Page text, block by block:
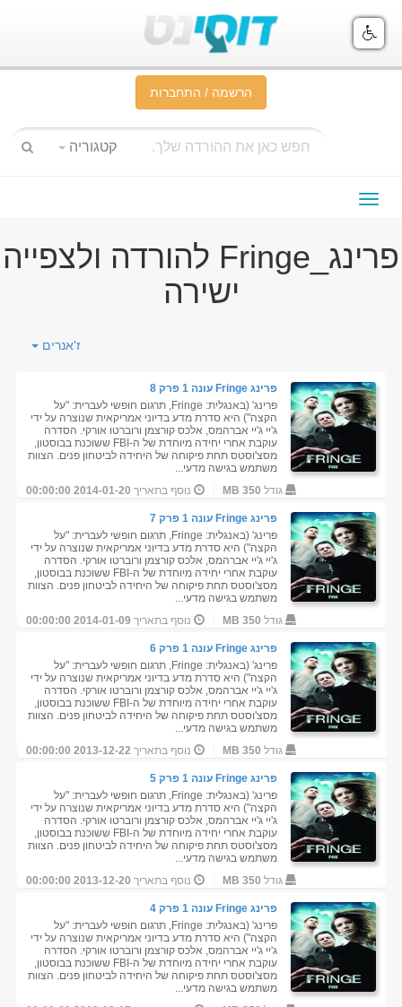
הרשמה / התחברות
קטגוריה
תפריט
פרינג_Fringe להורדה ולצפייה
ישירה
ז'אנרים
פרינג Fringe עונה 1 פרק 8
פרינג' (באנגלית: Fringe, תרגום חופשי לעברית: "על
הקצה") היא סדרת מדע בדיוני אמריקאית שנוצרה על ידי
ג'יי ג'יי אברהמס, אלכס קורצמן ורוברטו אורקי. הסדרה
עוקבת אחרי יחידה מיוחדת של ה-FBI ששוכנת בבוסטון,
מסצ'וסטס תחת פיקוחה של היחידה לביטחון פנים. הצוות
משתמש בגישה מדעי...
גודל 350 MB נוסף בתאריך 2014-01-20 00:00:00
פרינג Fringe עונה 1 פרק 7
פרינג' (באנגלית: Fringe, תרגום חופשי לעברית: "על
הקצה") היא סדרת מדע בדיוני אמריקאית שנוצרה על ידי
ג'יי ג'יי אברהמס, אלכס קורצמן ורוברטו אורקי. הסדרה
עוקבת אחרי יחידה מיוחדת של ה-FBI ששוכנת בבוסטון,
מסצ'וסטס תחת פיקוחה של היחידה לביטחון פנים. הצוות
משתמש בגישה מדעי...
גודל 350 MB נוסף בתאריך 2014-01-09 00:00:00
פרינג Fringe עונה 1 פרק 6
פרינג' (באנגלית: Fringe, תרגום חופשי לעברית: "על
הקצה") היא סדרת מדע בדיוני אמריקאית שנוצרה על ידי
ג'יי ג'יי אברהמס, אלכס קורצמן ורוברטו אורקי. הסדרה
עוקבת אחרי יחידה מיוחדת של ה-FBI ששוכנת בבוסטון,
מסצ'וסטס תחת פיקוחה של היחידה לביטחון פנים. הצוות
משתמש בגישה מדעי...
גודל 350 MB נוסף בתאריך 2013-12-22 00:00:00
פרינג Fringe עונה 1 פרק 5
פרינג' (באנגלית: Fringe, תרגום חופשי לעברית: "על
הקצה") היא סדרת מדע בדיוני אמריקאית שנוצרה על ידי
ג'יי ג'יי אברהמס, אלכס קורצמן ורוברטו אורקי. הסדרה
עוקבת אחרי יחידה מיוחדת של ה-FBI ששוכנת בבוסטון,
מסצ'וסטס תחת פיקוחה של היחידה לביטחון פנים. הצוות
משתמש בגישה מדעי...
גודל 350 MB נוסף בתאריך 2013-12-20 00:00:00
פרינג Fringe עונה 1 פרק 4
פרינג' (באנגלית: Fringe, תרגום חופשי לעברית: "על
הקצה") היא סדרת מדע בדיוני אמריקאית שנוצרה על ידי
ג'יי ג'יי אברהמס, אלכס קורצמן ורוברטו אורקי. הסדרה
עוקבת אחרי יחידה מיוחדת של ה-FBI ששוכנת בבוסטון,
מסצ'וסטס תחת פיקוחה של היחידה לביטחון פנים. הצוות
משתמש בגישה מדעי...